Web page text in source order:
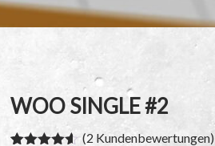
WOO SINGLE #2
(2 Kundenbewertungen)